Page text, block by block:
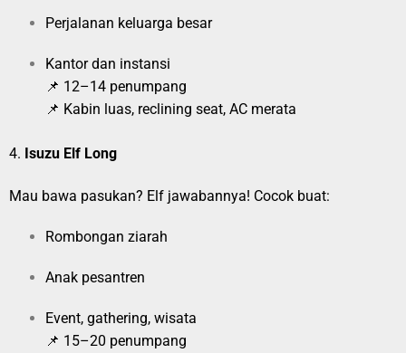
Perjalanan keluarga besar
Kantor dan instansi
📌 12–14 penumpang
📌 Kabin luas, reclining seat, AC merata
4. Isuzu Elf Long
Mau bawa pasukan? Elf jawabannya! Cocok buat:
Rombongan ziarah
Anak pesantren
Event, gathering, wisata
📌 15–20 penumpang